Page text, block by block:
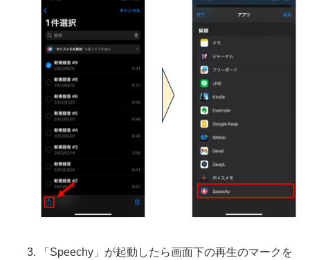
「Speechy」が起動したら画面下の再生のマークを